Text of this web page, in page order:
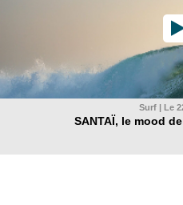
Surf | Le
SANTAÏ, le mood